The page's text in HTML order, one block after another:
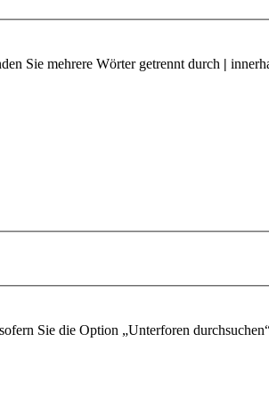
Sie mehrere Wörter getrennt durch |
Sie die Option „Unterforen